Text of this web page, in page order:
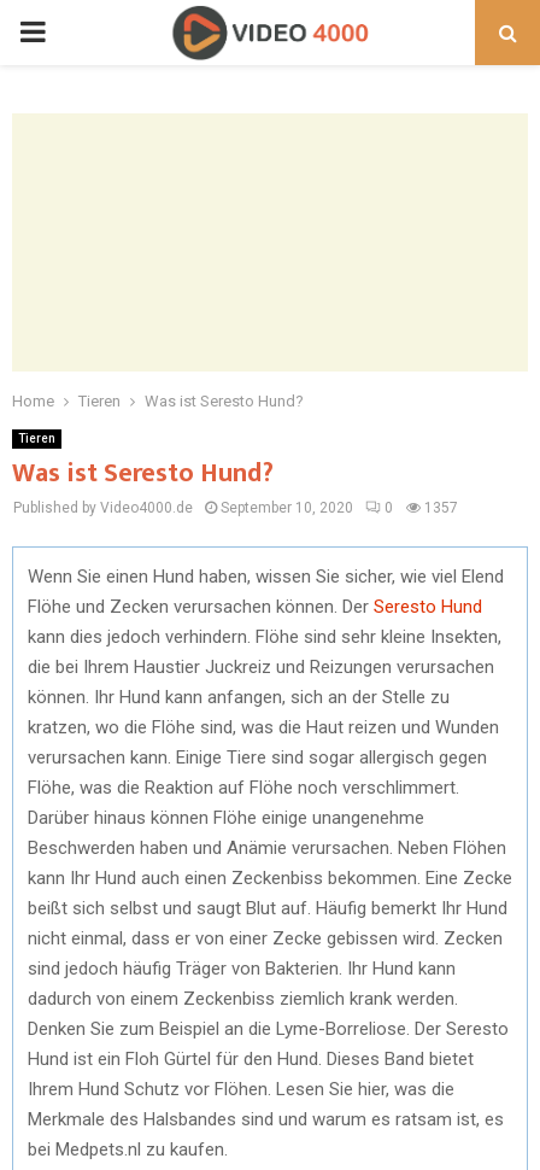
PRIMARY
Home Tieren Was ist Seresto Hund?
Tieren
Was ist Seresto Hund?
Published by Video4000.de September 10, 2020 0 1357
Wenn Sie einen Hund haben, wissen Sie sicher, wie viel Elend
Flöhe und Zecken verursachen können. Der Seresto Hund
kann dies jedoch verhindern. Flöhe sind sehr kleine Insekten,
die bei Ihrem Haustier Juckreiz und Reizungen verursachen
können. Ihr Hund kann anfangen, sich an der Stelle zu
kratzen, wo die Flöhe sind, was die Haut reizen und Wunden
verursachen kann. Einige Tiere sind sogar allergisch gegen
Flöhe, was die Reaktion auf Flöhe noch verschlimmert.
Darüber hinaus können Flöhe einige unangenehme
Beschwerden haben und Anämie verursachen. Neben Flöhen
kann Ihr Hund auch einen Zeckenbiss bekommen. Eine Zecke
beißt sich selbst und saugt Blut auf. Häufig bemerkt Ihr Hund
nicht einmal, dass er von einer Zecke gebissen wird. Zecken
sind jedoch häufig Träger von Bakterien. Ihr Hund kann
dadurch von einem Zeckenbiss ziemlich krank werden.
Denken Sie zum Beispiel an die Lyme-Borreliose. Der Seresto
Hund ist ein Floh Gürtel für den Hund. Dieses Band bietet
Ihrem Hund Schutz vor Flöhen. Lesen Sie hier, was die
Merkmale des Halsbandes sind und warum es ratsam ist, es
bei Medpets.nl zu kaufen.